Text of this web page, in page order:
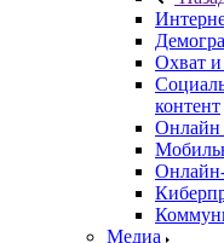
Охват
контент
Онлайн
Медиа